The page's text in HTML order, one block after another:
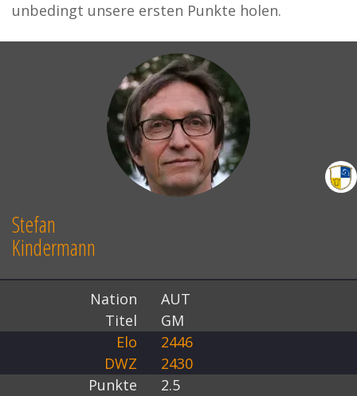
unbedingt unsere ersten Punkte holen.
Stefan
Kindermann
Nation
AUT
Titel
GM
Elo
2446
DWZ
2430
Punkte
2.5